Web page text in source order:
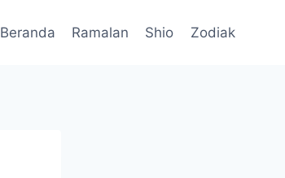
Beranda Ramalan Shio Zodiak